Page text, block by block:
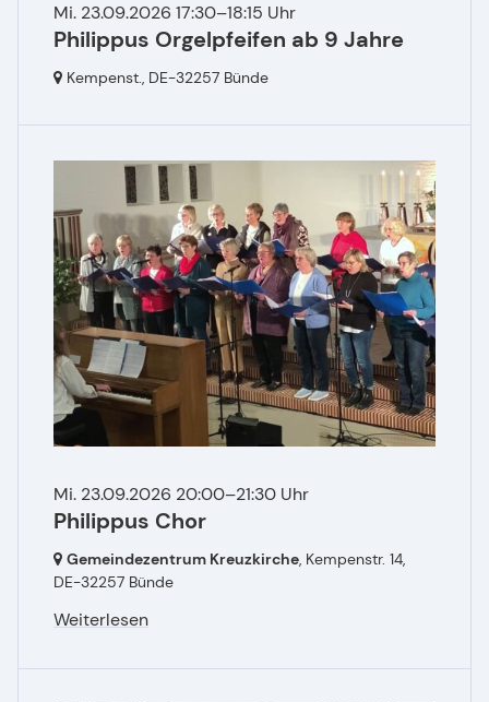
Mi. 23.09.2026 17:30–18:15 Uhr
Philippus Orgelpfeifen ab 9 Jahre
Kempenst., DE-32257 Bünde
Mi. 23.09.2026 20:00–21:30 Uhr
Philippus Chor
Gemeindezentrum Kreuzkirche, Kempenstr. 14,
DE-32257 Bünde
Weiterlesen